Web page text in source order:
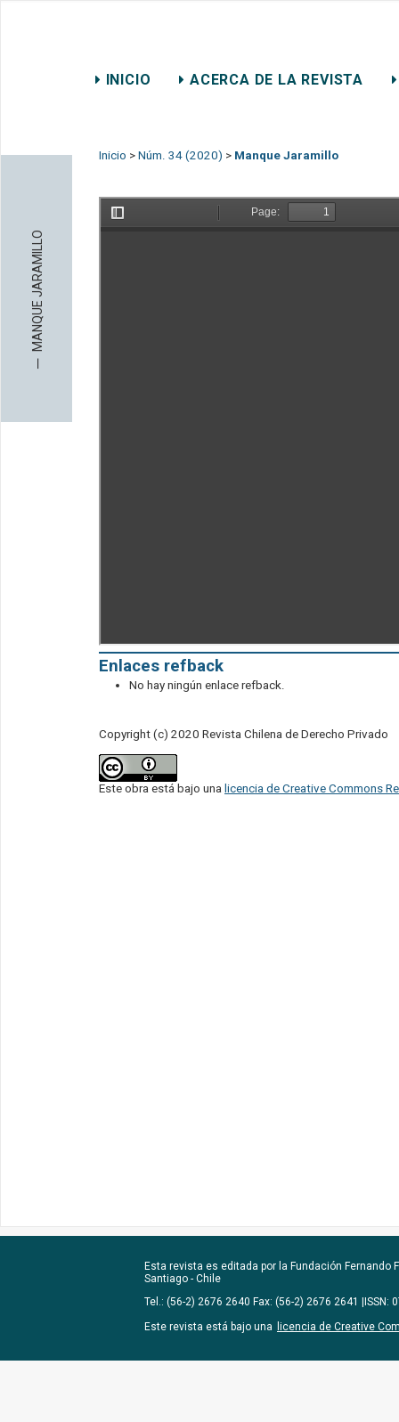
INICIO ACERCA DE LA REVISTA
─
MANQUE JARAMILLO
Inicio > Núm. 34 (2020) > Manque Jaramillo
Enlaces refback
No hay ningún enlace refback.
Copyright (c) 2020 Revista Chilena de Derecho Privado
Este obra está bajo una licencia de Creative Commons
Esta revista es editada por la Fundación Fernando
Santiago - Chile
Tel.: (56-2) 2676 2640 Fax: (56-2) 2676 2641 |ISSN:
Este revista está bajo una
licencia de Creative